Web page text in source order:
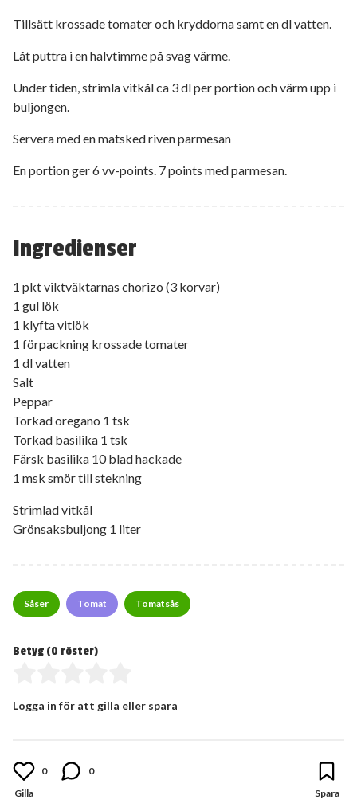
Ingredienser
1 pkt viktväktarnas chorizo (3 korvar)
1 gul lök
1 klyfta vitlök
1 förpackning krossade tomater
1 dl vatten
Salt
Peppar
Torkad oregano 1 tsk
Torkad basilika 1 tsk
Färsk basilika 10 blad hackade
1 msk smör till stekning
Strimlad vitkål
Grönsaksbuljong 1 liter
Tillsätt krossade tomater och kryddorna samt en dl vatten.
Låt puttra i en halvtimme på svag värme.
Under tiden, strimla vitkål ca 3 dl per portion och värm upp i
buljongen.
Servera med en matsked riven parmesan
En portion ger 6 vv-points. 7 points med parmesan.
Såser Tomat Tomatsås
Betyg (0 röster)
Logga in för att gilla eller spara
0 0